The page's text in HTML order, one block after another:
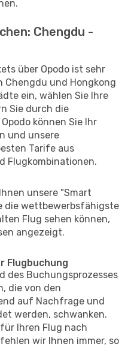
Chengdu -
über Opodo ist sehr
Chengdu und Hongkong
ein, wählen Sie Ihre
Sie durch die
können Sie Ihr
und unsere
Tarife aus
Flugkombinationen.
unsere "Smart
die wettbewerbsfähigste
Flug sehen können,
angezeigt.
Flugbuchung
des Buchungsprozesses
die von den
auf Nachfrage und
werden, schwanken.
Ihren Flug nach
wir Ihnen immer, so